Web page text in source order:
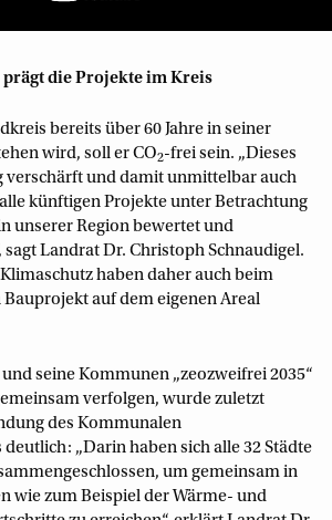
prägt die Projekte im Kreis
bereits über 60 Jahre in seiner
wird, soll er CO2-frei sein. „Dieses
verschärft und damit unmittelbar auch
künftigen Projekte unter Betrachtung
unserer Region bewertet und
sagt Landrat Dr. Christoph Schnaudigel.
haben daher auch beim
auf dem eigenen Areal
seine Kommunen „zeozweifrei 2035“
verfolgen, wurde zuletzt
des Kommunalen
„Darin haben sich alle 32 Städte
um gemeinsam in
wie zum Beispiel der Wärme- und